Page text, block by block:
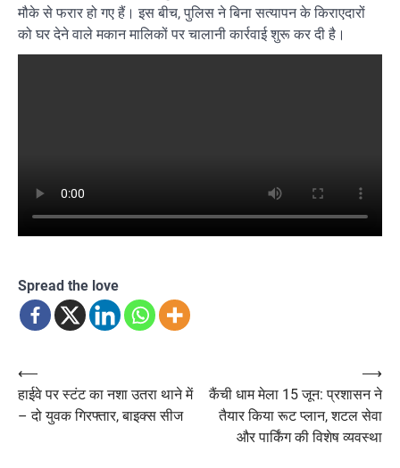
मौके से फरार हो गए हैं। इस बीच, पुलिस ने बिना सत्यापन के किराएदारों
को घर देने वाले मकान मालिकों पर चालानी कार्रवाई शुरू कर दी है।
Spread the love
Post
navigation
⟵
हाईवे पर स्टंट का नशा उतरा थाने में
– दो युवक गिरफ्तार, बाइक्स सीज
कैंची धाम मेला 15 जून: प्रशासन ने
तैयार किया रूट प्लान, शटल सेवा
और पार्किंग की विशेष व्यवस्था
⟶